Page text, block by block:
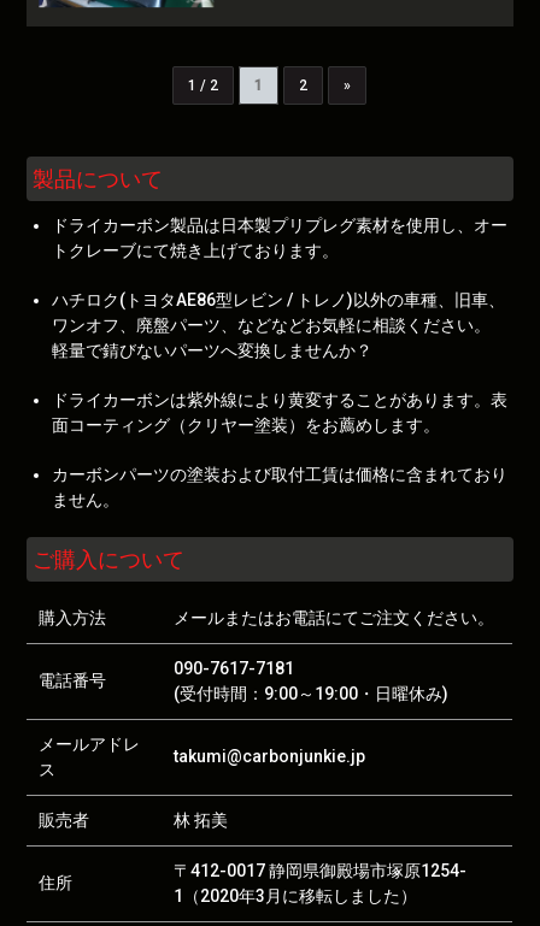
1 / 2 1 2 »
製品について
ドライカーボン製品は日本製プリプレグ素材を使用し、オー
トクレーブにて焼き上げております。
ハチロク(トヨタAE86型レビン / トレノ)以外の車種、旧車、
ワンオフ、廃盤パーツ、などなどお気軽に相談ください。
軽量で錆びないパーツへ変換しませんか？
ドライカーボンは紫外線により黄変することがあります。表
面コーティング（クリヤー塗装）をお薦めします。
カーボンパーツの塗装および取付工賃は価格に含まれており
ません。
ご購入について
購入方法 メールまたはお電話にてご注文ください。
電話番号
090-7617-7181
(受付時間：9:00～19:00・日曜休み)
メールアドレ
ス
takumi@carbonjunkie.jp
販売者 林 拓美
住所
〒412-0017 静岡県御殿場市塚原1254-
1（2020年3月に移転しました）